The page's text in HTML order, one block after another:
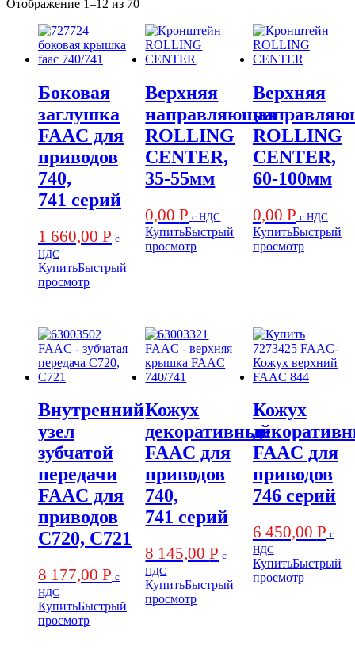
Отображение 1–12 из 70
Боковая
заглушка
FAAC для
приводов
740,
741 серий
1 660,00 Р с
НДС
КупитьБыстрый
просмотр
Верхняя
направляющая
ROLLING
CENTER,
35-55мм
0,00Р с НДС
КупитьБыстрый
просмотр
Верхняя
ROLLING
CENTER,
60-100мм
0,00 Р с НДС
КупитьБыстрый
просмотр
Внутренний
узел
зубчатой
передачи
FAAC для
приводов
C720, C721
8 177,00 Р с
НДС
КупитьБыстрый
просмотр
Кожух
декоративный
FAAC для
приводов
740,
741 серий
8 145,00Р с
НДС
КупитьБыстрый
просмотр
Кожух
FAAC для
приводов
746 серий
6 450,00 Р с
НДС
КупитьБыстрый
просмотр